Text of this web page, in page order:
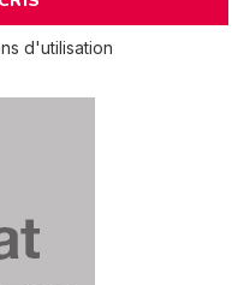
d'utilisation